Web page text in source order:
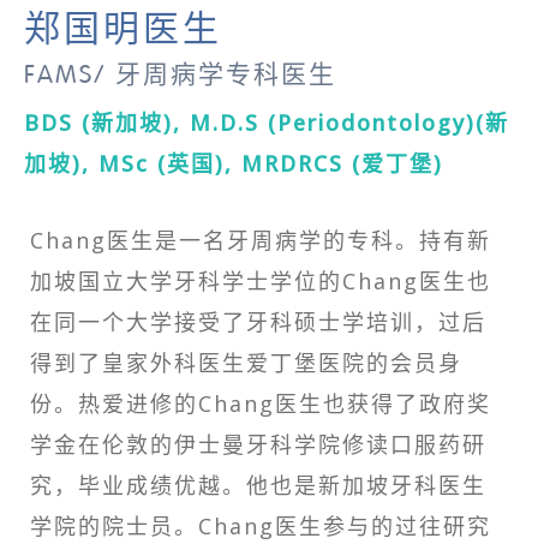
郑国明医生
FAMS/ 牙周病学专科医生
BDS (新加坡), M.D.S (Periodontology)(新
加坡), MSc (英国), MRDRCS (爱丁堡)
Chang医生是一名牙周病学的专科。持有新
加坡国立大学牙科学士学位的Chang医生也
在同一个大学接受了牙科硕士学培训，过后
得到了皇家外科医生爱丁堡医院的会员身
份。热爱进修的Chang医生也获得了政府奖
学金在伦敦的伊士曼牙科学院修读口服药研
究，毕业成绩优越。他也是新加坡牙科医生
学院的院士员。Chang医生参与的过往研究